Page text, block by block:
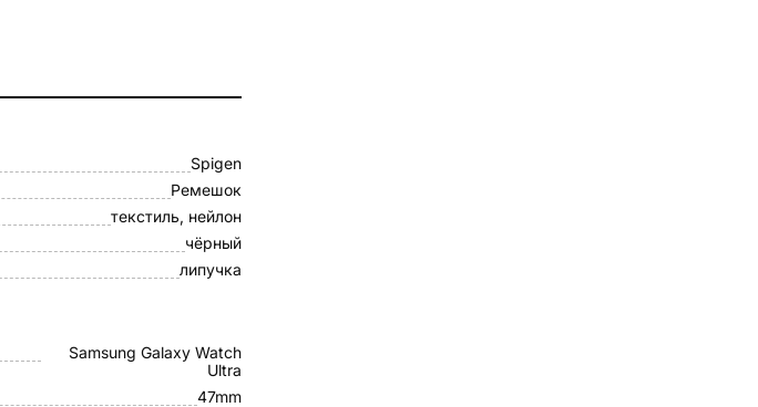
Spigen
Ремешок
текстиль, нейлон
чёрный
липучка
Samsung Galaxy Watch
Ultra
47mm